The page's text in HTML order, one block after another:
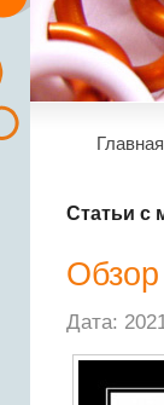
Главная
Статьи с
Обзор
Дата: